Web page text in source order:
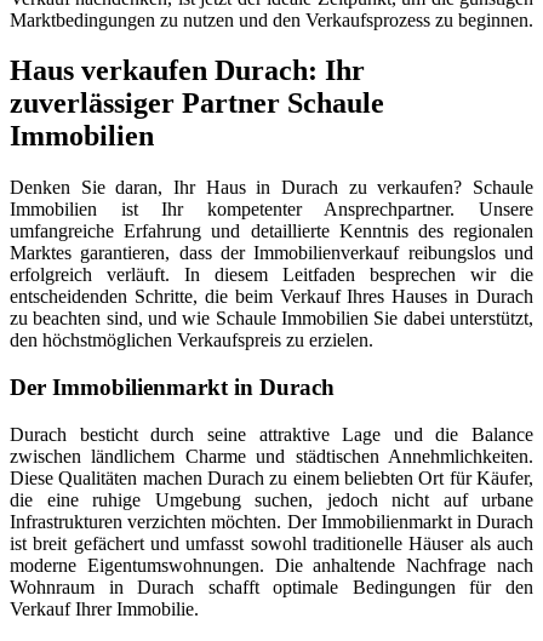
Marktbedingungen zu nutzen und den Verkaufsprozess zu beginnen.
Haus verkaufen Durach: Ihr
zuverlässiger Partner Schaule
Immobilien
Denken Sie daran, Ihr Haus in Durach zu verkaufen? Schaule
Immobilien ist Ihr kompetenter Ansprechpartner. Unsere
umfangreiche Erfahrung und detaillierte Kenntnis des regionalen
Marktes garantieren, dass der Immobilienverkauf reibungslos und
erfolgreich verläuft. In diesem Leitfaden besprechen wir die
entscheidenden Schritte, die beim Verkauf Ihres Hauses in Durach
zu beachten sind, und wie Schaule Immobilien Sie dabei unterstützt,
den höchstmöglichen Verkaufspreis zu erzielen.
Der Immobilienmarkt in Durach
Durach besticht durch seine attraktive Lage und die Balance
zwischen ländlichem Charme und städtischen Annehmlichkeiten.
Diese Qualitäten machen Durach zu einem beliebten Ort für Käufer,
die eine ruhige Umgebung suchen, jedoch nicht auf urbane
Infrastrukturen verzichten möchten. Der Immobilienmarkt in Durach
ist breit gefächert und umfasst sowohl traditionelle Häuser als auch
moderne Eigentumswohnungen. Die anhaltende Nachfrage nach
Wohnraum in Durach schafft optimale Bedingungen für den
Verkauf Ihrer Immobilie.